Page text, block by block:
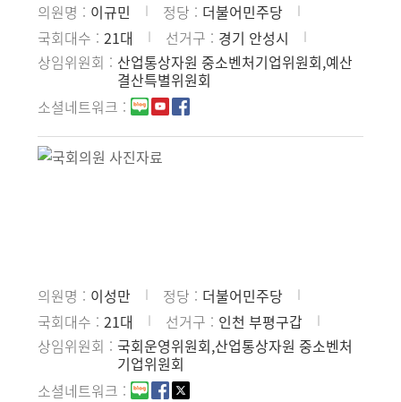
의원명 이규민 정당
더불어민주당
국회대수
21대 선거구
경기 안성시
상임위원회
산업통상자원 중소벤처기업위원회,예산
결산특별위원회
소셜네트워크
의원명 이성만 정당
더불어민주당
국회대수
21대 선거구
인천 부평구갑
상임위원회
국회운영위원회,산업통상자원 중소벤처
기업위원회
소셜네트워크